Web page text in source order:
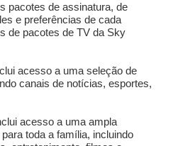
pacotes de assinatura, de
e preferências de cada
de pacotes de TV da Sky
acesso a uma seleção de
canais de notícias, esportes,
acesso a uma ampla
toda a família, incluindo